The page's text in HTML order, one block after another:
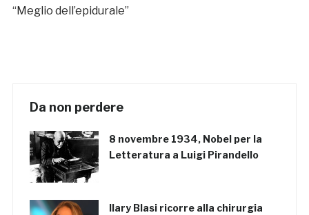
“Meglio dell’epidurale”
Da non perdere
8 novembre 1934, Nobel per la
Letteratura a Luigi Pirandello
Ilary Blasi ricorre alla chirurgia